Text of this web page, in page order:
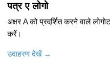
पत्र ए लोगो
अक्षर A को प्रदर्शित करने वाले
करें।
उदाहरण देखें →